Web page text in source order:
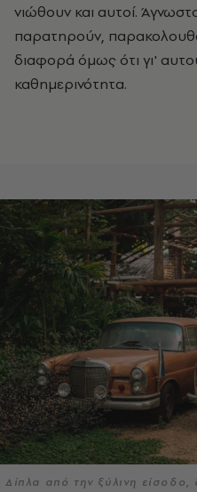
νιώθουν και αυτοί.
παρατηρούν,
διαφορά όμως ότι γι'
καθημερινότητα.
Δίπλα από την ξύλινη είσοδο,